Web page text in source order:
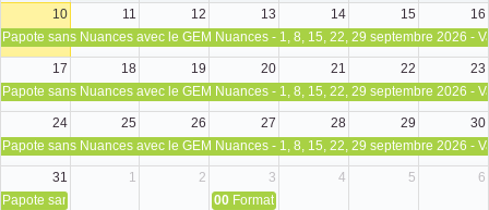
10
11 12 13 14 15
16
Papote sans Nuances avec le GEM Nuances - 1, 8, 15, 22, 29 septembre 2026 -
17 18 19 20 21 22
23
Papote sans Nuances avec le GEM Nuances - 1, 8, 15, 22, 29 septembre 2026 -
24 25 26 27 28 29
30
Papote sans Nuances avec le GEM Nuances - 1, 8, 15, 22, 29 septembre 2026 -
31 1 2 3 4 5
6
Papote sans Nuances avec le GEM Nuances - 1, 8, 15, 22, 29 septembre 2026 -
00 Formation avec le Pôle Autisme : PECS